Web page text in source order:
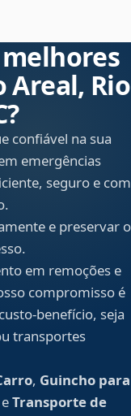
Areal, Rio
confiável na sua
emergências
seguro e com
e preservar o
em remoções e
compromisso é
benefício, seja
transportes
, Guincho para
Transporte de